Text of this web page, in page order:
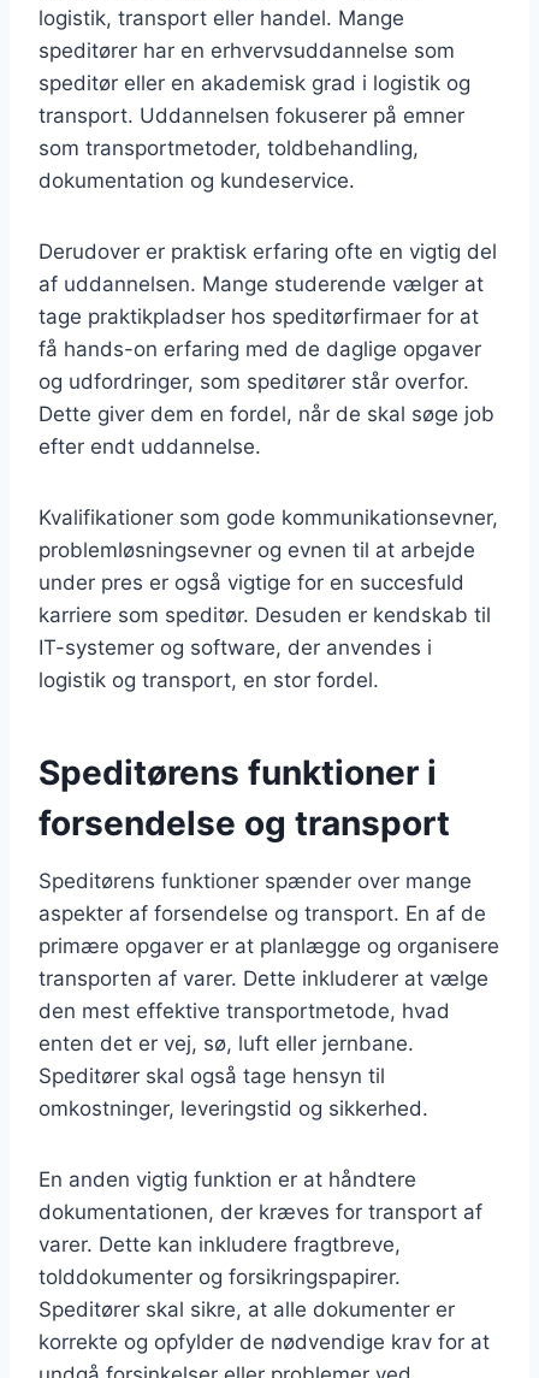
logistik, transport eller handel. Mange
speditører har en erhvervsuddannelse som
speditør eller en akademisk grad i logistik og
transport. Uddannelsen fokuserer på emner
som transportmetoder, toldbehandling,
dokumentation og kundeservice.
Derudover er praktisk erfaring ofte en vigtig del
af uddannelsen. Mange studerende vælger at
tage praktikpladser hos speditørfirmaer for at
få hands-on erfaring med de daglige opgaver
og udfordringer, som speditører står overfor.
Dette giver dem en fordel, når de skal søge job
efter endt uddannelse.
Kvalifikationer som gode kommunikationsevner,
problemløsningsevner og evnen til at arbejde
under pres er også vigtige for en succesfuld
karriere som speditør. Desuden er kendskab til
IT-systemer og software, der anvendes i
logistik og transport, en stor fordel.
Speditørens funktioner i
forsendelse og transport
Speditørens funktioner spænder over mange
aspekter af forsendelse og transport. En af de
primære opgaver er at planlægge og organisere
transporten af varer. Dette inkluderer at vælge
den mest effektive transportmetode, hvad
enten det er vej, sø, luft eller jernbane.
Speditører skal også tage hensyn til
omkostninger, leveringstid og sikkerhed.
En anden vigtig funktion er at håndtere
dokumentationen, der kræves for transport af
varer. Dette kan inkludere fragtbreve,
tolddokumenter og forsikringspapirer.
Speditører skal sikre, at alle dokumenter er
korrekte og opfylder de nødvendige krav for at